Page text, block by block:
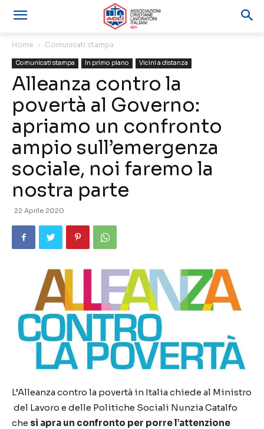
Home Comunicati stampa
Comunicati stampa In primo piano Vicini a distanza
Alleanza contro la
povertà al Governo:
apriamo un confronto
ampio sull’emergenza
sociale, noi faremo la
nostra parte
22 Aprile 2020
L’Alleanza contro la povertà in Italia chiede al Ministro
del Lavoro e delle Politiche Sociali Nunzia Catalfo
che si apra un confronto per porre l’attenzione